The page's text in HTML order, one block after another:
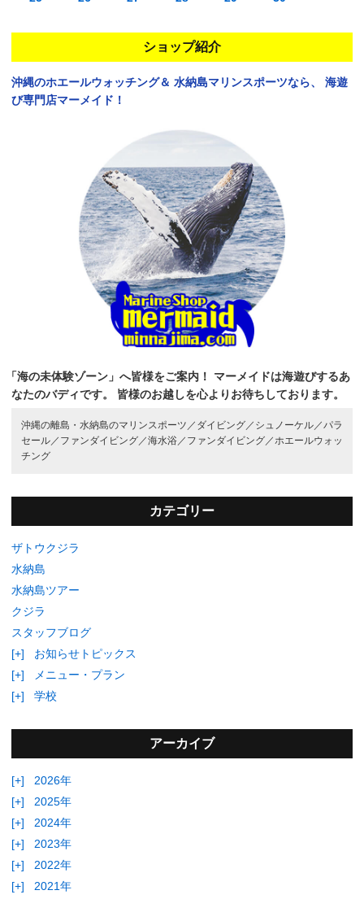
ショップ紹介
沖縄のホエールウォッチング＆ 水納島マリンスポーツなら、
海遊
び専門店マーメイド！
「海の未体験ゾーン」へ皆様をご案内！
マーメイドは海遊びするあ
なたのバディです。
皆様のお越しを心よりお待ちしております。
沖縄の離島・水納島のマリンスポーツ／ ダイビング／ シュノーケル／ パラ
セール／ ファンダイビング／海水浴／ ファンダイビング／ ホエールウォッ
チング
カテゴリー
ザトウクジラ
水納島
水納島ツアー
クジラ
スタッフブログ
[+]
お知らせトピックス
[+]
メニュー・プラン
[+]
学校
アーカイブ
[+]
2026年
[+]
2025年
[+]
2024年
[+]
2023年
[+]
2022年
[+]
2021年